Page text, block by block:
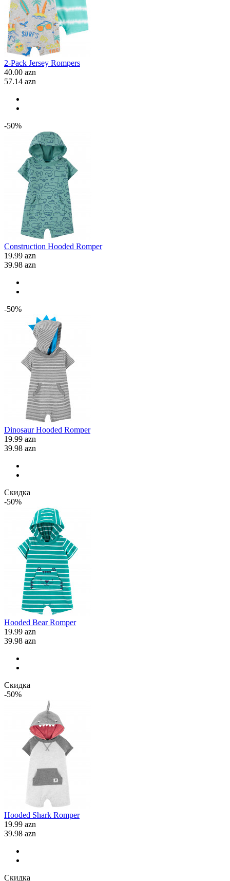
2-Pack Jersey Rompers
40.00 azn
57.14 azn
-50%
Construction Hooded Romper
19.99 azn
39.98 azn
-50%
Dinosaur Hooded Romper
19.99 azn
39.98 azn
Скидка
-50%
Hooded Bear Romper
19.99 azn
39.98 azn
Скидка
-50%
Hooded Shark Romper
19.99 azn
39.98 azn
Скидка